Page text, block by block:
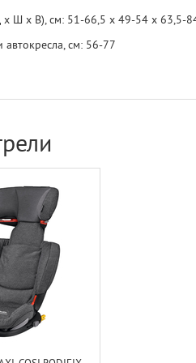
х Ш х В), см: 51-66,5 х 49-54 х 63,5-
автокресла, см: 56-77